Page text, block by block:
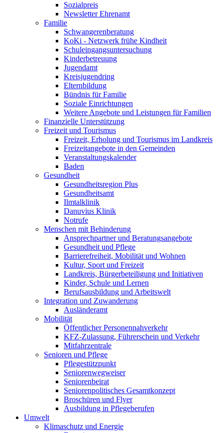
Sozialpreis
Newsletter Ehrenamt
Familie
Schwangerenberatung
KoKi - Netzwerk frühe Kindheit
Schuleingangsuntersuchung
Kinderbetreuung
Jugendamt
Kreisjugendring
Elternbildung
Bündnis für Familie
Soziale Einrichtungen
Weitere Angebote und Leistungen für Familien
Finanzielle Unterstützung
Freizeit und Tourismus
Freizeit, Erholung und Tourismus im Landkreis
Freizeitangebote in den Gemeinden
Veranstaltungskalender
Baden
Gesundheit
Gesundheitsregion Plus
Gesundheitsamt
Ilmtalklinik
Danuvius Klinik
Notrufe
Menschen mit Behinderung
Ansprechpartner und Beratungsangebote
Gesundheit und Pflege
Barrierefreiheit, Mobilität und Wohnen
Kultur, Sport und Freizeit
Landkreis, Bürgerbeteiligung und Initiativen
Kinder, Schule und Lernen
Berufsausbildung und Arbeitswelt
Integration und Zuwanderung
Ausländeramt
Mobilität
Öffentlicher Personennahverkehr
KFZ-Zulassung, Führerschein und Verkehr
Mitfahrzentrale
Senioren und Pflege
Pflegestützpunkt
Seniorenwegweiser
Seniorenbeirat
Seniorenpolitisches Gesamtkonzept
Broschüren und Flyer
Ausbildung in Pflegeberufen
Umwelt
Klimaschutz und Energie